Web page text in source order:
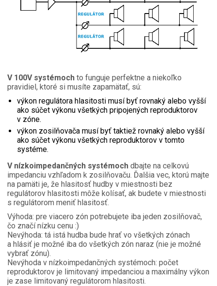
V 100V systémoch to funguje perfektne a niekoľko
pravidiel, ktoré si musíte zapamätať, sú:
výkon regulátora hlasitosti musí byť rovnaký alebo vyšší
ako súčet výkonu všetkých pripojených reproduktorov
v zóne.
výkon zosilňovača musí byť taktiež rovnaký alebo vyšší
ako súčet výkonu všetkých reproduktorov v tomto
systéme.
V nízkoimpedančných systémoch dbajte na celkovú
impedanciu vzhľadom k zosilňovaču. Ďalšia vec, ktorú majte
na pamäti je, že hlasitosť hudby v miestnosti bez
regulátorov hlasitosti môže kolísať, ak budete v miestnosti
s regulátorom meniť hlasitosť.
Výhoda: pre viacero zón potrebujete iba jeden zosilňovač,
čo značí nízku cenu :)
Nevýhoda: tá istá hudba bude hrať vo všetkých zónach
a hlásiť je možné iba do všetkých zón naraz (nie je možné
vybrať zónu).
Nevýhoda v nízkoimpedančných systémoch: počet
reproduktorov je limitovaný impedanciou a maximálny výkon
je zase limitovaný regulátorom hlasitosti.